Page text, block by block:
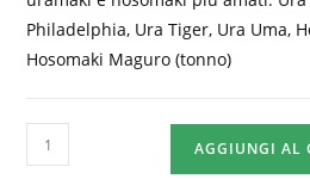
Philadelphia, Ura Tiger, Ura Uma,
Hosomaki Maguro (tonno)
BOX
6
AGGIUNGI AL